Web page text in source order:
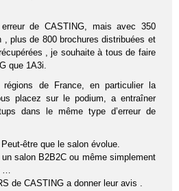
de CASTING, mais avec 350
, plus de 800 brochures distribuées et
, je souhaite à tous de faire
que 1A3i.
régions de France, en particulier la
placez sur le podium, a entraîner
dans le même type d’erreur de
être que le salon évolue.
un salon B2B2C ou même simplement
…
de CASTING a donner leur avis .